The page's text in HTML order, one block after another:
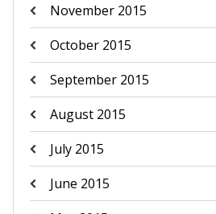
November 2015
October 2015
September 2015
August 2015
July 2015
June 2015